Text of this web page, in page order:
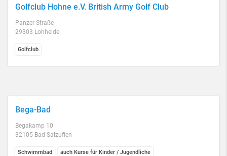
Golfclub Hohne e.V. British Army Golf Club
Panzer Straße
29303 Lohheide
Golfclub
Bega-Bad
Begakamp 10
32105 Bad Salzuflen
Schwimmbad auch Kurse für Kinder / Jugendliche